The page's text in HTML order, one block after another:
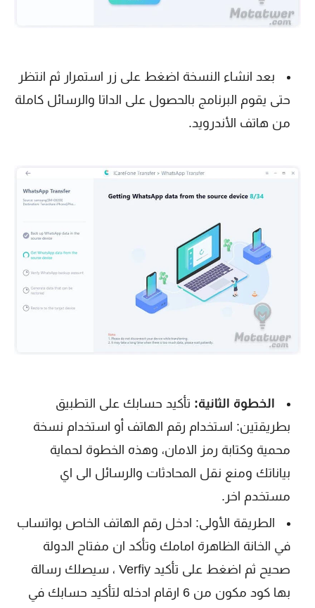
بعد انشاء النسخة اضغط على زر استمرار ثم انتظر
حتى يقوم البرنامج بالحصول على الداتا والرسائل كاملة
من هاتف الأندرويد.
الخطوة الثانية: تأكيد حسابك على التطبيق
بطريقتين: استخدام رقم الهاتف أو استخدام نسخة
محمية وكتابة رمز الامان، وهذه الخطوة لحماية
بياناتك ومنع نقل المحادثات والرسائل الى اي
مستخدم اخر.
الطريقة الأولى: ادخل رقم الهاتف الخاص بواتساب
في الخانة الظاهرة امامك وتأكد ان مفتاح الدولة
صحيح ثم اضغط على تأكيد Verfiy ، سيصلك رسالة
بها كود مكون من 6 ارقام ادخله لتأكيد حسابك في